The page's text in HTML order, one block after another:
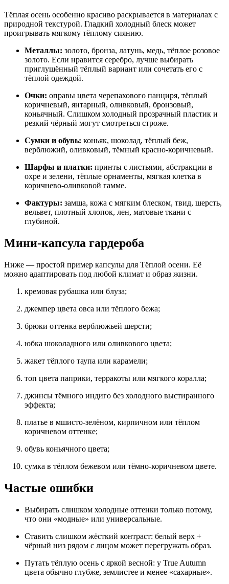
Тёплая осень особенно красиво раскрывается в материалах с
природной текстурой. Гладкий холодный блеск может
проигрывать мягкому тёплому сиянию.
Металлы: золото, бронза, латунь, медь, тёплое розовое
золото. Если нравится серебро, лучше выбирать
приглушённый тёплый вариант или сочетать его с
тёплой одеждой.
Очки: оправы цвета черепахового панциря, тёплый
коричневый, янтарный, оливковый, бронзовый,
коньячный. Слишком холодный прозрачный пластик и
резкий чёрный могут смотреться строже.
Сумки и обувь: коньяк, шоколад, тёплый беж,
верблюжий, оливковый, тёмный красно-коричневый.
Шарфы и платки: принты с листьями, абстракции в
охре и зелени, тёплые орнаменты, мягкая клетка в
коричнево-оливковой гамме.
Фактуры: замша, кожа с мягким блеском, твид, шерсть,
вельвет, плотный хлопок, лен, матовые ткани с
глубиной.
Мини-капсула гардероба
Ниже — простой пример капсулы для Тёплой осени. Её
можно адаптировать под любой климат и образ жизни.
кремовая рубашка или блуза;
джемпер цвета овса или тёплого бежа;
брюки оттенка верблюжьей шерсти;
юбка шоколадного или оливкового цвета;
жакет тёплого таупа или карамели;
топ цвета паприки, терракоты или мягкого коралла;
джинсы тёмного индиго без холодного выстиранного
эффекта;
платье в мшисто-зелёном, кирпичном или тёплом
коричневом оттенке;
обувь коньячного цвета;
сумка в тёплом бежевом или тёмно-коричневом цвете.
Частые ошибки
Выбирать слишком холодные оттенки только потому,
что они «модные» или универсальные.
Ставить слишком жёсткий контраст: белый верх +
чёрный низ рядом с лицом может перегружать образ.
Путать тёплую осень с яркой весной: у True Autumn
цвета обычно глубже, землистее и менее «сахарные».